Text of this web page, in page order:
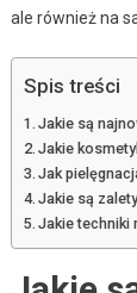
ale również na
Spis treści
Jakie są
Jakie
Jak
Jakie są
Jakie techniki